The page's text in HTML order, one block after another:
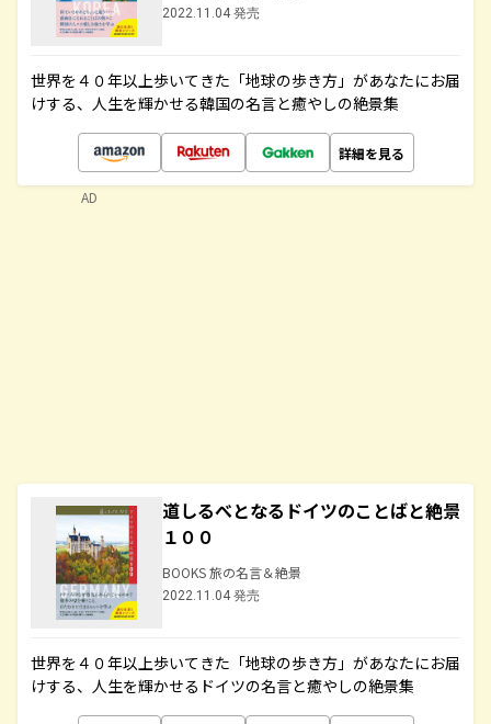
2022.11.04 発売
世界を４０年以上歩いてきた「地球の歩き方」があなたにお届
けする、人生を輝かせる韓国の名言と癒やしの絶景集
詳細を見る
道しるべとなるドイツのことばと絶景
１００
BOOKS 旅の名言＆絶景
2022.11.04 発売
世界を４０年以上歩いてきた「地球の歩き方」があなたにお届
けする、人生を輝かせるドイツの名言と癒やしの絶景集
AD